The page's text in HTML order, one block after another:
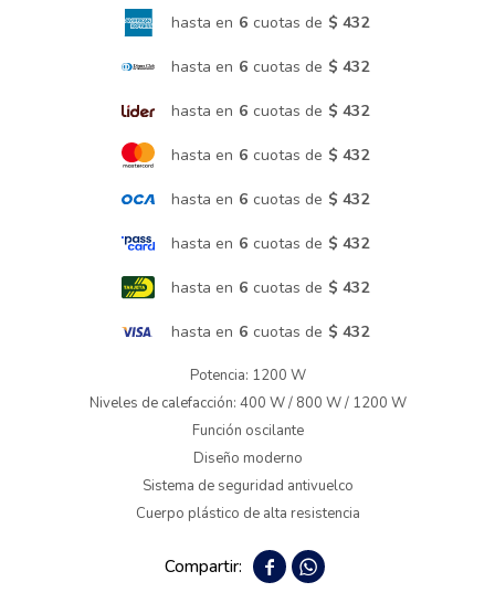
hasta en 6 cuotas de $ 432
hasta en 6 cuotas de $ 432
hasta en 6 cuotas de $ 432
hasta en 6 cuotas de $ 432
hasta en 6 cuotas de $ 432
hasta en 6 cuotas de $ 432
hasta en 6 cuotas de $ 432
hasta en 6 cuotas de $ 432
Potencia: 1200 W
Niveles de calefacción: 400 W / 800 W / 1200 W
Función oscilante
Diseño moderno
Sistema de seguridad antivuelco
Cuerpo plástico de alta resistencia
 
Muebles de exterior
Lavado y secado
Bicicletas y más